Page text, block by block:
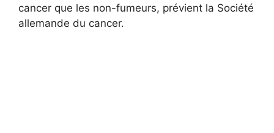
cancer que les non-fumeurs, prévient la Société
allemande du cancer.